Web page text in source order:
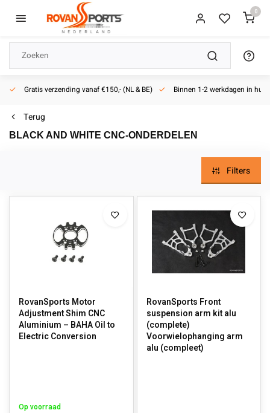
0
Gratis verzending vanaf €150,- (NL & BE) Binnen 1-2 werkdagen in huis
Terug
BLACK AND WHITE CNC-ONDERDELEN
Filters
RovanSports Motor
Adjustment Shim CNC
Aluminium – BAHA Oil to
Electric Conversion
Op voorraad
RovanSports Front
suspension arm kit alu
(complete)
Voorwielophanging arm
alu (compleet)